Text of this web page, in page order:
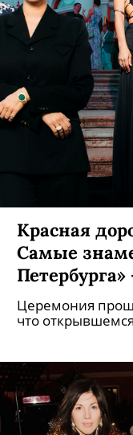
Красная
Самые
Церемония
что